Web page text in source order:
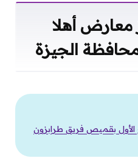
معارض أهلا
بقميص فريق طرابزون